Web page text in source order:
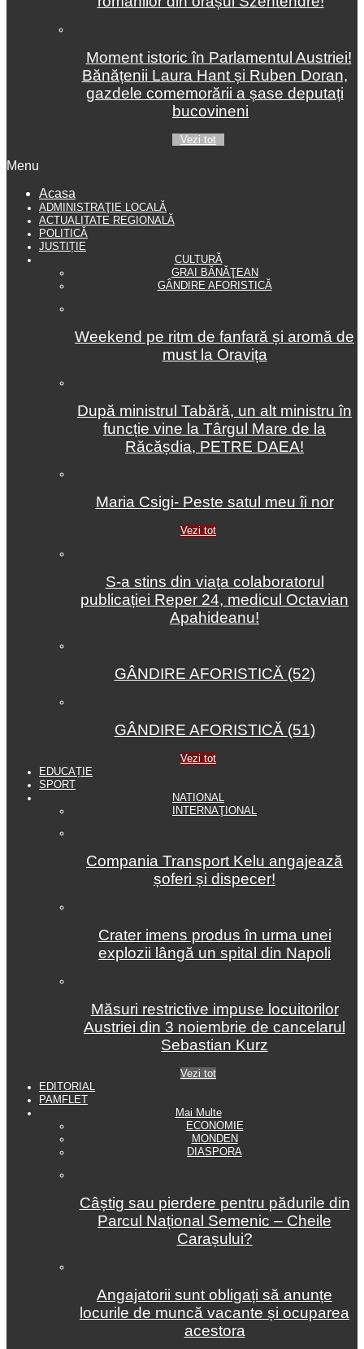
Moment istoric în Parlamentul Austriei!
Bănățenii Laura Hant și Ruben Doran,
gazdele comemorării a șase deputați
bucovineni
Vezi tot
Menu
Acasa
ADMINISTRAŢIE LOCALĂ
ACTUALITATE REGIONALĂ
POLITICĂ
JUSTIȚIE
CULTURĂ
GRAI BĂNĂŢEAN
GÂNDIRE AFORISTICĂ
Weekend pe ritm de fanfară și aromă de
must la Oravița
După ministrul Tabără, un alt ministru în
funcție vine la Târgul Mare de la
Răcășdia, PETRE DAEA!
Maria Csigi- Peste satul meu îi nor
Vezi tot
S-a stins din viața colaboratorul
publicației Reper 24, medicul Octavian
Apahideanu!
GÂNDIRE AFORISTICĂ (52)
GÂNDIRE AFORISTICĂ (51)
Vezi tot
EDUCAȚIE
SPORT
NATIONAL
INTERNAŢIONAL
Compania Transport Kelu angajează
șoferi și dispecer!
Crater imens produs în urma unei
explozii lângă un spital din Napoli
Măsuri restrictive impuse locuitorilor
Austriei din 3 noiembrie de cancelarul
Sebastian Kurz
Vezi tot
EDITORIAL
PAMFLET
Mai Multe
ECONOMIE
MONDEN
DIASPORA
Câștig sau pierdere pentru pădurile din
Parcul Național Semenic – Cheile
Carașului?
Angajatorii sunt obligați să anunțe
locurile de muncă vacante și ocuparea
acestora